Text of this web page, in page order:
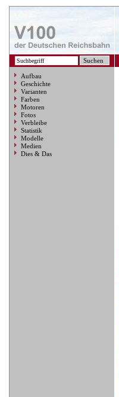
Aufbau
Geschichte
Varianten
Farben
Motoren
Fotos
Verbleibe
Statistik
Modelle
Medien
Dies & Das